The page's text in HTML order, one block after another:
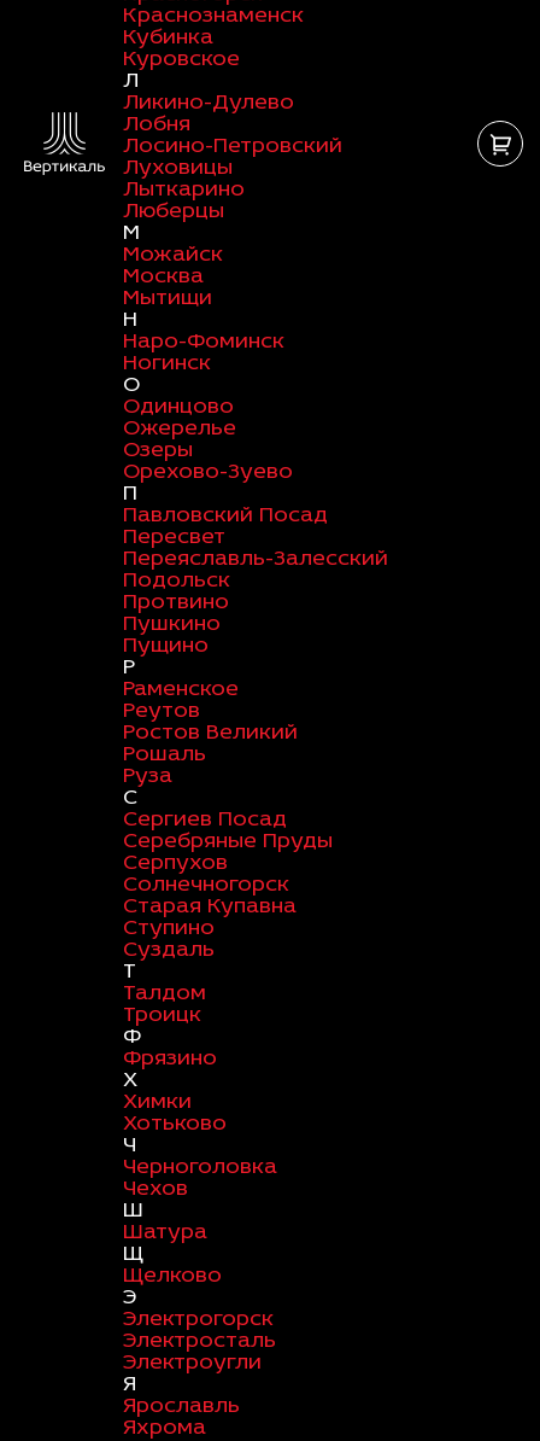
Краснознаменск
Кубинка
Куровское
Л
Ликино-Дулево
Лобня
Лосино-Петровский
Луховицы
Лыткарино
Люберцы
М
Можайск
Москва
Мытищи
Н
Наро-Фоминск
Ногинск
О
Одинцово
Ожерелье
Озеры
Орехово-Зуево
П
Павловский Посад
Пересвет
Переяславль-Залесский
Подольск
Протвино
Пушкино
Пущино
Р
Раменское
Реутов
Ростов Великий
Рошаль
Руза
С
Сергиев Посад
Серебряные Пруды
Серпухов
Солнечногорск
Старая Купавна
Ступино
Суздаль
Т
Талдом
Троицк
Ф
Фрязино
Х
Химки
Хотьково
Ч
Черноголовка
Чехов
Ш
Шатура
Щ
Щелково
Э
Электрогорск
Электросталь
Электроугли
Я
Ярославль
Яхрома